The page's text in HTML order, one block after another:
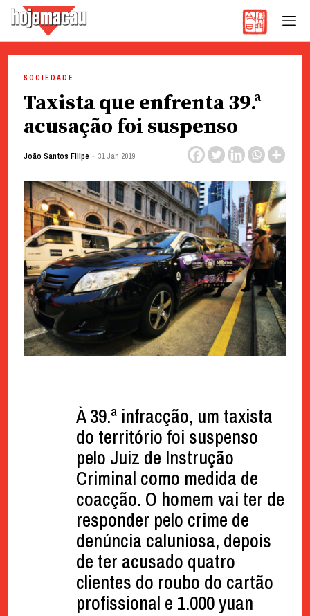
content
SOCIEDADE
Taxista que enfrenta 39.ª
acusação foi suspenso
João Santos Filipe - 31 Jan 2019
À 39.ª infracção, um taxista
do território foi suspenso
pelo Juiz de Instrução
Criminal como medida de
coacção. O homem vai ter de
responder pelo crime de
denúncia caluniosa, depois
de ter acusado quatro
clientes do roubo do cartão
profissional e 1.000 yuan